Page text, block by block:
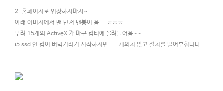
2. 홈페이지로 입장하자마자~
아래 이미지에서 맨 먼저 맨붕이 옴....ㅎㅎㅎ
무려 15개의 ActiveX 가 마구 컴터에 몰려들어옴~~
i5 ssd 인 컴이 버벅거리기 시작하지만 .... 개의치 않고 설치를 밀어부칩니다.